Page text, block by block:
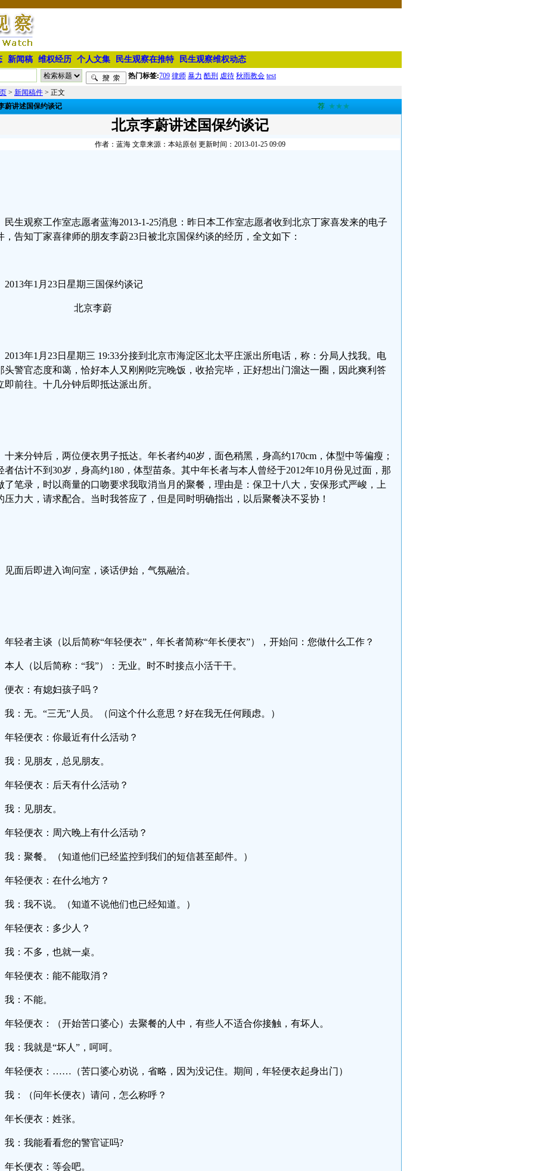
新闻稿 维权经历 个人文集 民生观察在推特 民生观察维权动态
热门标签:709 律师 暴力 酷刑 虐待 秋雨教会 test
> 新闻稿件 > 正文
蔚讲述国保约谈记
荐 ★★★
北京李蔚讲述国保约谈记
作者：蓝海 文章来源：本站原创 更新时间：2013-01-25 09:09
民生观察工作室志愿者蓝海2013-1-25消息：昨日本工作室志愿者收到北京丁家喜发来的电子
，告知丁家喜律师的朋友李蔚23日被北京国保约谈的经历，全文如下：
2013年1月23日星期三国保约谈记
北京李蔚
2013年1月23日星期三 19:33分接到北京市海淀区北太平庄派出所电话，称：分局人找我。电
头警官态度和蔼，恰好本人又刚刚吃完晚饭，收拾完毕，正好想出门溜达一圈，因此爽利答
即前往。十几分钟后即抵达派出所。
十来分钟后，两位便衣男子抵达。年长者约40岁，面色稍黑，身高约170cm，体型中等偏瘦；
者估计不到30岁，身高约180，体型苗条。其中年长者与本人曾经于2012年10月份见过面，那
了笔录，时以商量的口吻要求我取消当月的聚餐，理由是：保卫十八大，安保形式严峻，上
压力大，请求配合。当时我答应了，但是同时明确指出，以后聚餐决不妥协！
见面后即进入询问室，谈话伊始，气氛融洽。
年轻者主谈（以后简称“年轻便衣”，年长者简称“年长便衣”），开始问：您做什么工作？
本人（以后简称：“我”）：无业。时不时接点小活干干。
便衣：有媳妇孩子吗？
我：无。“三无”人员。（问这个什么意思？好在我无任何顾虑。）
年轻便衣：你最近有什么活动？
我：见朋友，总见朋友。
年轻便衣：后天有什么活动？
我：见朋友。
年轻便衣：周六晚上有什么活动？
我：聚餐。（知道他们已经监控到我们的短信甚至邮件。）
年轻便衣：在什么地方？
我：我不说。（知道不说他们也已经知道。）
年轻便衣：多少人？
我：不多，也就一桌。
年轻便衣：能不能取消？
我：不能。
年轻便衣：（开始苦口婆心）去聚餐的人中，有些人不适合你接触，有坏人。
我：我就是“坏人”，呵呵。
年轻便衣：……（苦口婆心劝说，省略，因为没记住。期间，年轻便衣起身出门）
我：（问年长便衣）请问，怎么称呼？
年长便衣：姓张。
我：我能看看您的警官证吗?
年长便衣：等会吧。